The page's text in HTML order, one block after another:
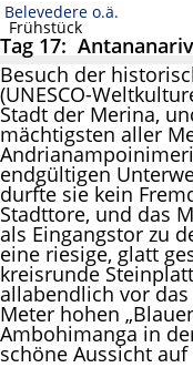
Belevedere o.ä.
Frühstück
Tag 17:
Besuch der
(UNESCO-
Stadt der Merina,
mächtigsten aller
endgültigen
durfte sie kein
Stadttore, und das
als Eingangstor zu
eine riesige, glatt
kreisrunde
allabendlich vor
Meter hohen
Ambohimanga in
schöne Aussicht